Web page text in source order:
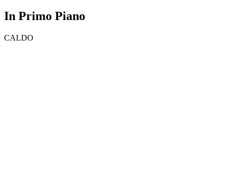
In Primo Piano
CALDO